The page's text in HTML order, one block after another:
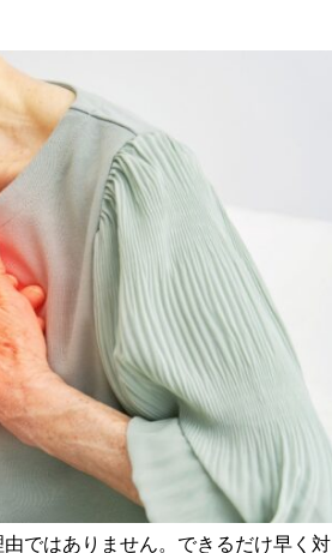
ではありません。できるだけ早く対